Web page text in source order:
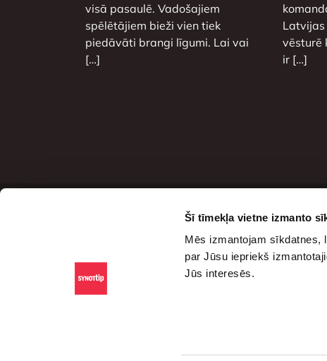
Šī tīmekļa vietne izmanto
Mēs izmantojam sīkdatnes,
par Jūsu iepriekš
Jūs interesēs.
visā pasaulē. Vadošajiem
spēlētājiem bieži vien tiek
piedāvāti brangi līgumi. Lai vai
[…]
Latvijas
vēsturē
ir […]